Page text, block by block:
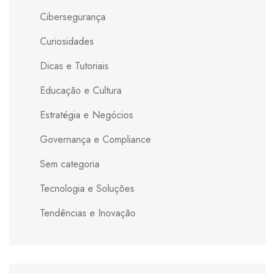
Cibersegurança
Curiosidades
Dicas e Tutoriais
Educação e Cultura
Estratégia e Negócios
Governança e Compliance
Sem categoria
Tecnologia e Soluções
Tendências e Inovação